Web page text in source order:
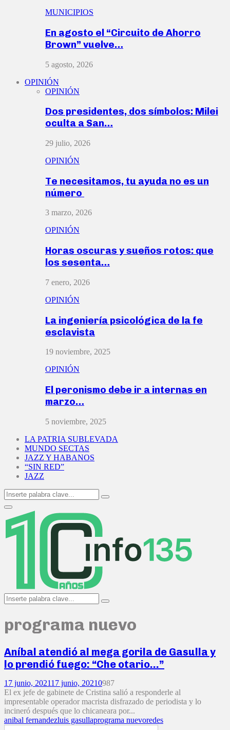
MUNICIPIOS
En agosto el “Circuito de Ahorro
Brown” vuelve…
5 agosto, 2026
OPINIÓN
OPINIÓN
Dos presidentes, dos símbolos: Milei
oculta a San…
29 julio, 2026
OPINIÓN
Te necesitamos, tu ayuda no es un
número
3 marzo, 2026
OPINIÓN
Horas oscuras y sueños rotos: que
los sesenta…
7 enero, 2026
OPINIÓN
La ingeniería psicológica de la fe
esclavista
19 noviembre, 2025
OPINIÓN
El peronismo debe ir a internas en
marzo…
5 noviembre, 2025
LA PATRIA SUBLEVADA
MUNDO SECTAS
JAZZ Y HABANOS
“SIN RED”
JAZZ
Search
for:
Search
Primary
Menu
Search
for:
Search
programa nuevo
Aníbal atendió al mega gorila de Gasulla y
lo prendió fuego: “Che otario…”
17 junio, 202117 junio, 20210987
El ex jefe de gabinete de Cristina salió a responderle al
impresentable operador macrista disfrazado de periodista y lo
incineró después que lo chicaneara por...
anibal fernandezluis gasullaprograma nuevoredes